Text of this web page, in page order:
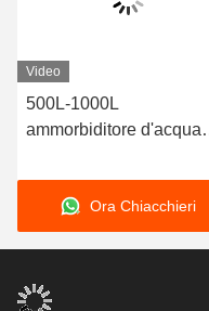
Video
500L-1000L
ammorbiditore d'acqua
pressione per il filtro di
carbonio della sabbia
Ora Chiacchieri